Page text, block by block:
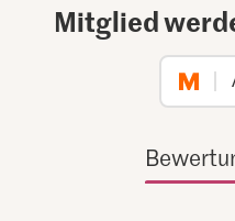
Mitglied